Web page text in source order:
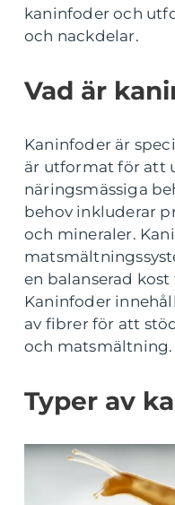
kaninfoder och
och nackdelar.
Vad är
Kaninfoder är
är utformat för att
näringsmässiga
behov inkluderar
och mineraler.
en balanserad
Kaninfoder
av fibrer för att
och matsmältning.
Typer av